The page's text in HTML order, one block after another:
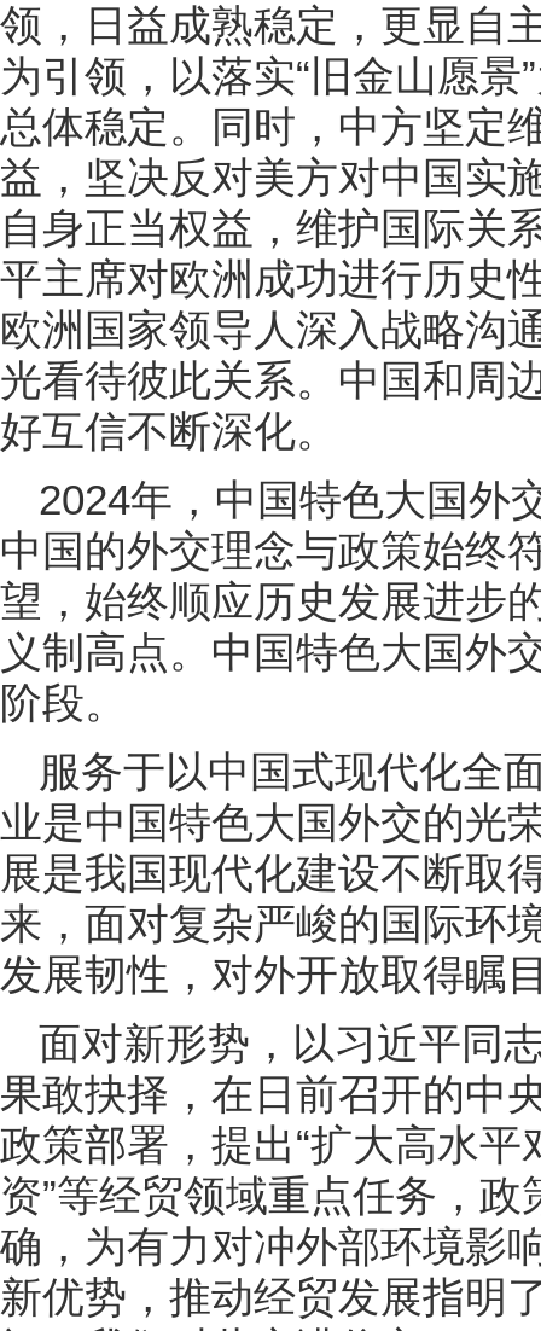
领，日益成熟稳定，更显自
为引领，以落实“旧金山愿
总体稳定。同时，中方坚定
益，坚决反对美方对中国实
自身正当权益，维护国际关
平主席对欧洲成功进行历史
欧洲国家领导人深入战略沟
光看待彼此关系。中国和周
好互信不断深化。
2024年，中国特色大国外
中国的外交理念与政策始终
望，始终顺应历史发展进步
义制高点。中国特色大国外
阶段。
服务于以中国式现代化全
业是中国特色大国外交的光
展是我国现代化建设不断取
来，面对复杂严峻的国际环
发展韧性，对外开放取得瞩
面对新形势，以习近平同
果敢抉择，在日前召开的中
政策部署，提出“扩大高水
资”等经贸领域重点任务，
确，为有力对冲外部环境影
新优势，推动经贸发展指明